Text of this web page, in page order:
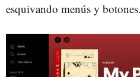
esquivando menús y botones.